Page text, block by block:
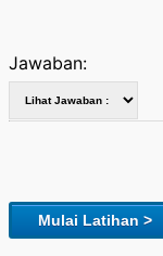
Jawaban:
Mulai Latihan >